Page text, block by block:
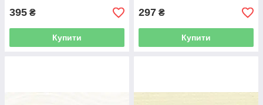
395 ₴
Купити
297 ₴
Купити